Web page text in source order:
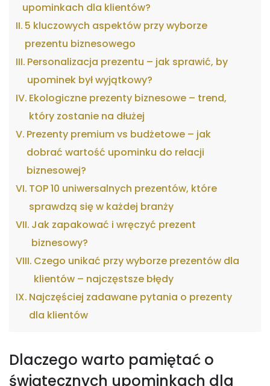
upominkach dla klientów?
5 kluczowych aspektów przy wyborze
prezentu biznesowego
Personalizacja prezentu – jak sprawić, by
upominek był wyjątkowy?
Ekologiczne prezenty biznesowe – trend,
który zostanie na dłużej
Prezenty premium vs budżetowe – jak
dobrać wartość upominku do relacji
biznesowej?
TOP 10 uniwersalnych prezentów, które
sprawdzą się w każdej branży
Jak zapakować i wręczyć prezent
biznesowy?
Czego unikać przy wyborze prezentów dla
klientów – najczęstsze błędy
Najczęściej zadawane pytania o prezenty
dla klientów
Dlaczego warto pamiętać o
świątecznych upominkach dla